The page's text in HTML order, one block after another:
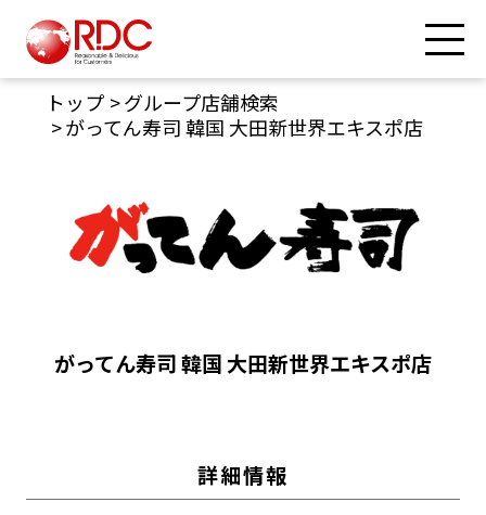
トップ
グループ店舗検索
がってん寿司 韓国 大田新世界エキスポ店
がってん寿司 韓国 大田新世界エキスポ店
詳細情報